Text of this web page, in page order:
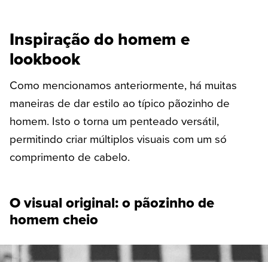
Inspiração do homem e
lookbook
Como mencionamos anteriormente, há muitas
maneiras de dar estilo ao típico pãozinho de
homem. Isto o torna um penteado versátil,
permitindo criar múltiplos visuais com um só
comprimento de cabelo.
O visual original: o pãozinho de
homem cheio